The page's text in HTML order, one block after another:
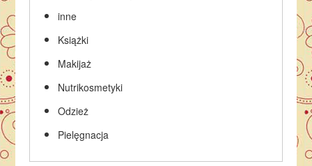
inne
Książki
Makijaż
Nutrikosmetyki
Odzież
Pielęgnacja